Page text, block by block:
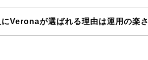
Veronaが選ばれる理由は運用の楽さ